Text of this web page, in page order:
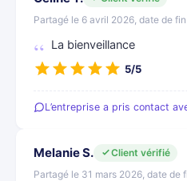
Partagé le 6 avril 2026, date de
La bienveillance
5/5
L’entreprise a pris contact
Melanie S.
Client vérifié
Partagé le 31 mars 2026, date de